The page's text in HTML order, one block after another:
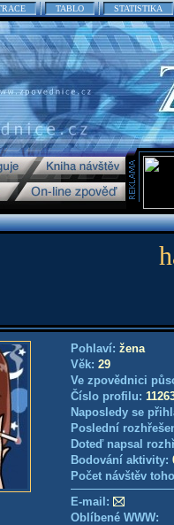
TABLO STATISTIKA
Pohlaví: žena
Věk: 29
Ve zpovědnici
Číslo profilu:
Naposledy se
Poslední
Doteď napsal
Bodování aktivity:
Počet návštěv
E-mail:
Oblíbené WWW: